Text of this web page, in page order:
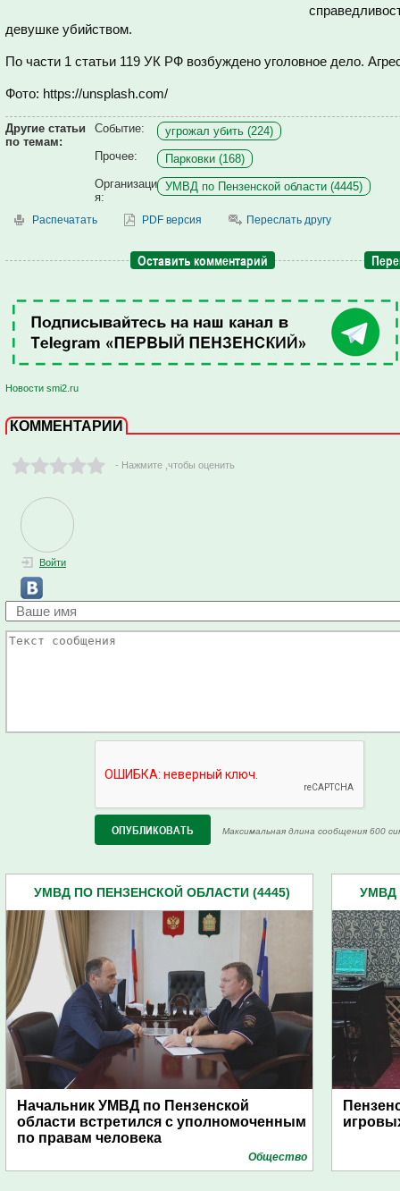
девушке убийством.
По части 1 статьи 119 УК РФ возбуждено уголовное дело.
Фото: https://unsplash.com/
Другие статьи
по темам:
Событие:
угрожал убить (224)
Прочее:
Парковки (168)
Организаци
я:
УМВД по Пензенской области (4445)
Распечатать PDF версия Переслать другу
Оставить комментарий
Новости smi2.ru
КОММЕНТАРИИ
- Нажмите ,чтобы оценить
Войти
Максимальная длина сообщения 600
УМВД ПО ПЕНЗЕНСКОЙ ОБЛАСТИ (4445)
Начальник УМВД по Пензенской
области встретился с уполномоченным
по правам человека
Общество
УМВД